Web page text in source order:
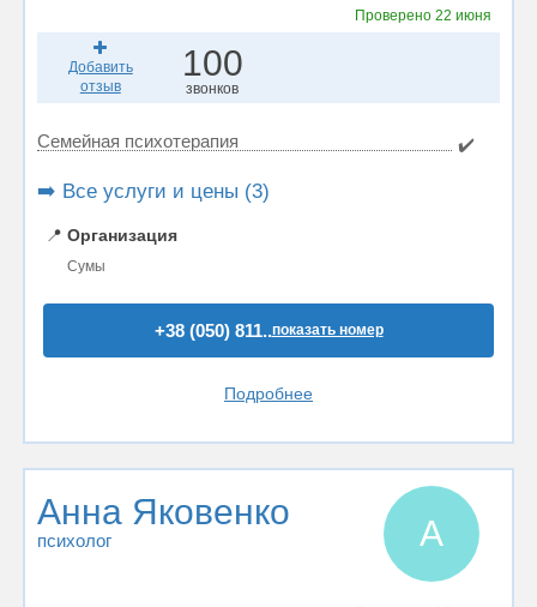
Проверено 22 июня
Добавить
отзыв
100
звонков
Семейная психотерапия ✔️
➡️ Все услуги и цены (3)
📍 Организация
Сумы
+38 (050) 811..показать номер
Подробнее
Анна Яковенко
психолог А